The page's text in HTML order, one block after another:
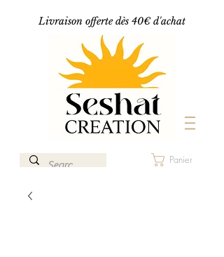
Livraison offerte dès 40€ d'achat
Panier